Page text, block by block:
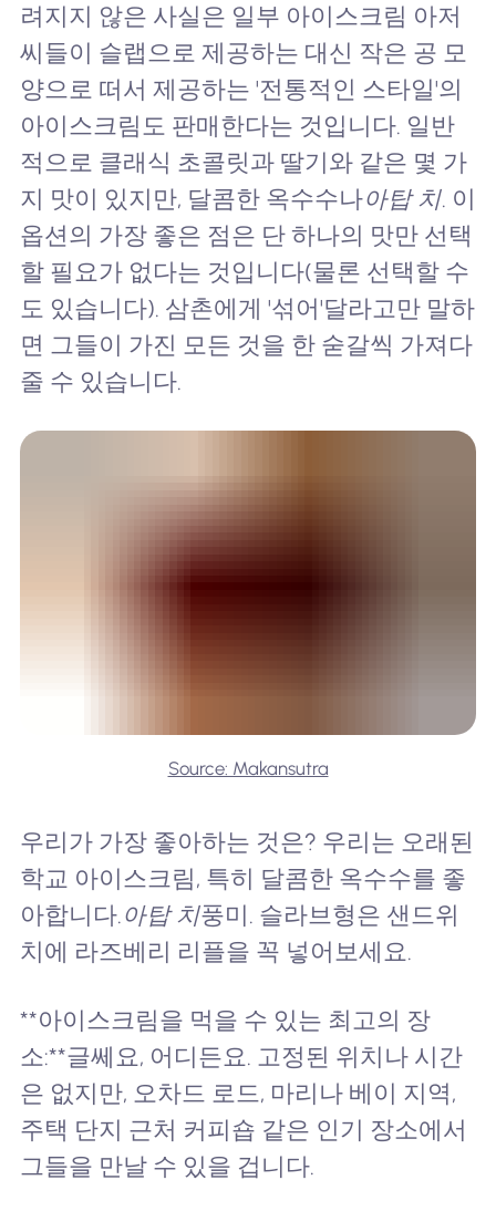
려지지 않은 사실은 일부 아이스크림 아저
씨들이 슬랩으로 제공하는 대신 작은 공 모
양으로 떠서 제공하는 '전통적인 스타일'의
아이스크림도 판매한다는 것입니다. 일반
적으로 클래식 초콜릿과 딸기와 같은 몇 가
지 맛이 있지만, 달콤한 옥수수나아탑 치. 이
옵션의 가장 좋은 점은 단 하나의 맛만 선택
할 필요가 없다는 것입니다(물론 선택할 수
도 있습니다). 삼촌에게 '섞어'달라고만 말하
면 그들이 가진 모든 것을 한 숟갈씩 가져다
줄 수 있습니다.
Source: Makansutra
우리가 가장 좋아하는 것은? 우리는 오래된
학교 아이스크림, 특히 달콤한 옥수수를 좋
아합니다.아탑 치풍미. 슬라브형은 샌드위
치에 라즈베리 리플을 꼭 넣어보세요.
**아이스크림을 먹을 수 있는 최고의 장
소:**글쎄요, 어디든요. 고정된 위치나 시간
은 없지만, 오차드 로드, 마리나 베이 지역,
주택 단지 근처 커피숍 같은 인기 장소에서
그들을 만날 수 있을 겁니다.